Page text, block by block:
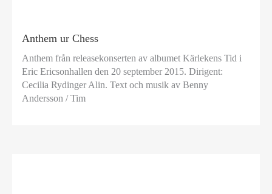
Anthem ur Chess
Anthem från releasekonserten av albumet Kärlekens Tid i
Eric Ericsonhallen den 20 september 2015. Dirigent:
Cecilia Rydinger Alin. Text och musik av Benny
Andersson / Tim